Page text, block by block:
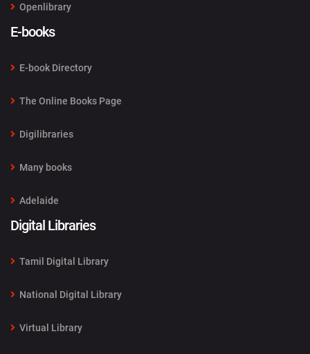
Openlibrary
E-books
E-book Directory
The Online Books Page
Digilibraries
Many books
Adelaide
Digital Libraries
Tamil Digital Library
National Digital Library
Virtual Library